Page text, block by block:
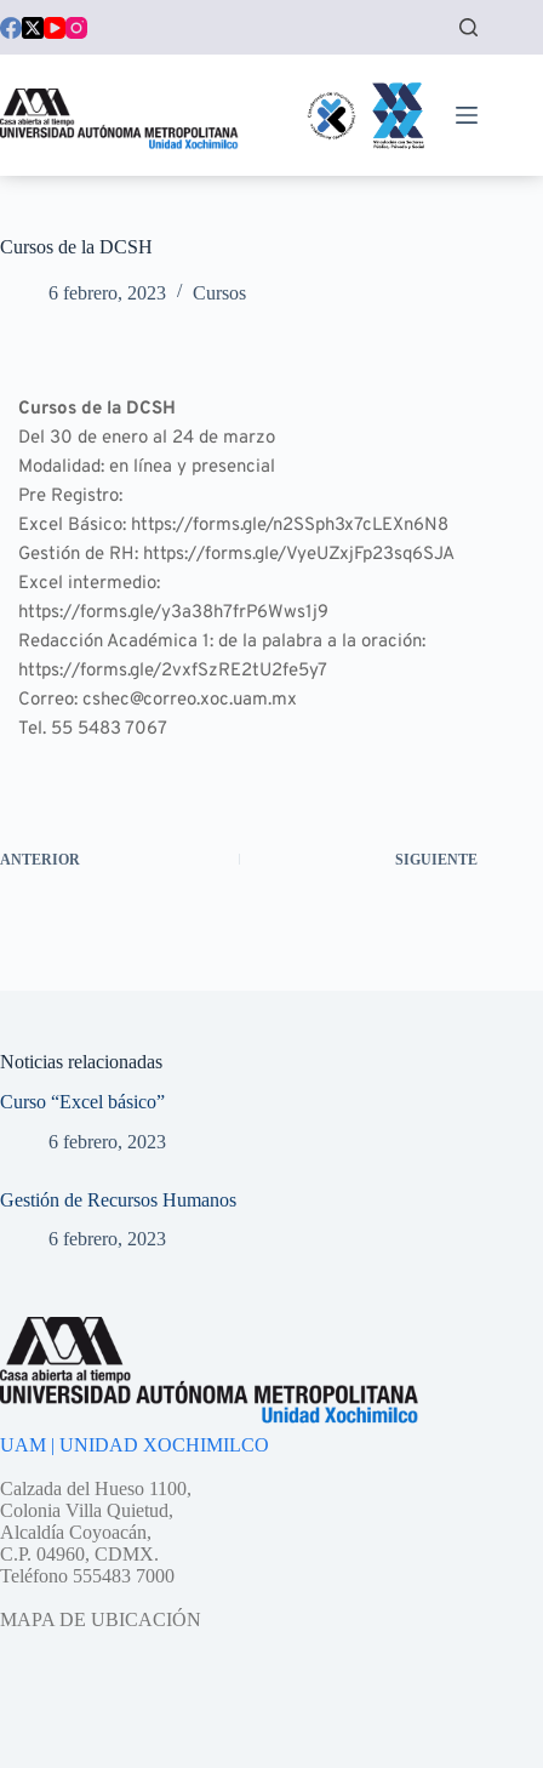
al
contenido
Cursos de la DCSH
6 febrero, 2023 Cursos
Cursos de la DCSH
Del 30 de enero al 24 de marzo
Modalidad: en línea y presencial
Pre Registro:
Excel Básico: https://forms.gle/n2SSph3x7cLEXn6N8
Gestión de RH: https://forms.gle/VyeUZxjFp23sq6SJA
https://forms.gle/y3a38h7frP6Wws1j9
https://forms.gle/2vxfSzRE2tU2fe5y7
Correo: cshec@correo.xoc.uam.mx
Tel. 55 5483 7067
ANTERIOR SIGUIENTE
Noticias relacionadas
Curso “Excel básico”
6 febrero, 2023
Gestión de Recursos Humanos
6 febrero, 2023
UAM | UNIDAD XOCHIMILCO
Calzada del Hueso 1100,
Colonia Villa Quietud,
Alcaldía Coyoacán,
C.P. 04960, CDMX.
Teléfono 555483 7000
MAPA DE UBICACIÓN